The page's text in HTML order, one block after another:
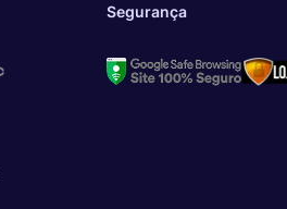
Segurança